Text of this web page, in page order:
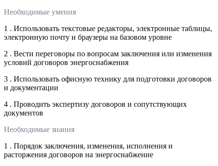
Необходимые умения
1 . Использовать текстовые редакторы, электронные таблицы,
электронную почту и браузеры на базовом уровне
2 . Вести переговоры по вопросам заключения или изменения
условий договоров энергоснабжения
3 . Использовать офисную технику для подготовки договоров
и документации
4 . Проводить экспертизу договоров и сопутствующих
документов
Необходимые знания
1 . Порядок заключения, изменения, исполнения и
расторжения договоров на энергоснабжение